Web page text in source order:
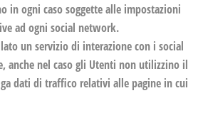
in ogni caso soggette alle impostazioni
ad ogni social network.
un servizio di interazione con i social
anche nel caso gli Utenti non utilizzino il
dati di traffico relativi alle pagine in cui